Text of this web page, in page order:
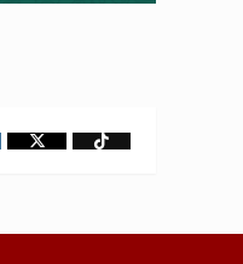
X TikTok